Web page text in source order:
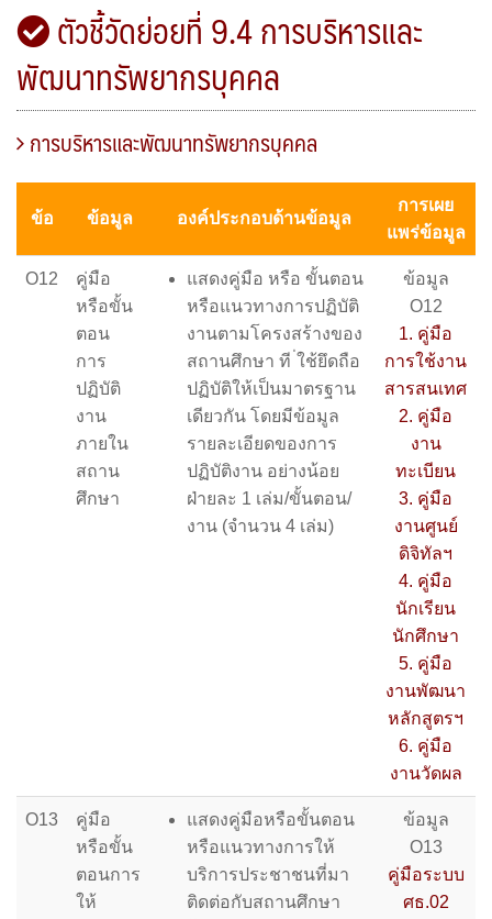
ตัวชี้วัดย่อยที่ 9.4 การบริหารและ
พัฒนาทรัพยากรบุคคล
การบริหารและพัฒนาทรัพยากรบุคคล
ข้อ ข้อมูล องค์ประกอบด้านข้อมูล
การเผย
แพร่ข้อมูล
O12
คู่มือ
หรือขั้น
ตอน
การ
ปฏิบัติ
งาน
ภายใน
สถาน
ศึกษา
แสดงคู่มือ หรือ ขั้นตอน
หรือแนวทางการปฏิบัติ
งานตามโครงสร้างของ
สถานศึกษา ที ่ใช้ยึดถือ
ปฏิบัติให้เป็นมาตรฐาน
เดียวกัน โดยมีข้อมูล
รายละเอียดของการ
ปฏิบัติงาน อย่างน้อย
ฝ่ายละ 1 เล่ม/ขั้นตอน/
งาน (จำนวน 4 เล่ม)
ข้อมูล
O12
1. คู่มือ
การใช้งาน
สารสนเทศ
2. คู่มือ
งาน
ทะเบียน
3. คู่มือ
งานศูนย์
ดิจิทัลฯ
4. คู่มือ
นักเรียน
นักศึกษา
5. คู่มือ
งานพัฒนา
หลักสูตรฯ
6. คู่มือ
งานวัดผล
O13
คู่มือ
หรือขั้น
ตอนการ
ให้
แสดงคู่มือหรือขั้นตอน
หรือแนวทางการให้
บริการประชาชนที่มา
ติดต่อกับสถานศึกษา
ข้อมูล
O13
คู่มือระบบ
ศธ.02